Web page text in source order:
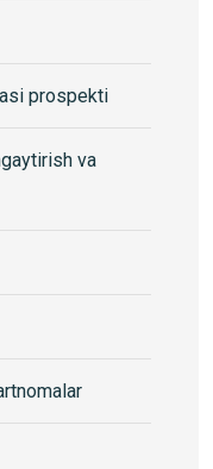
prospekti
va